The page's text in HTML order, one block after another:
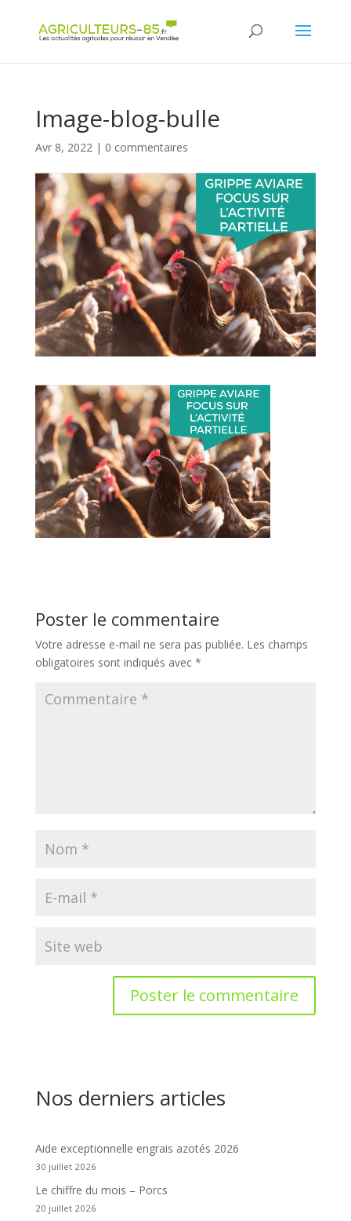
Image-blog-bulle
Avr 8, 2022| 0 commentaires
Poster le commentaire
Votre adresse e-mail ne sera pas publiée. Les champs
obligatoires sont indiqués avec *
Nos derniers articles
Aide exceptionnelle engrais azotés 2026
30 juillet 2026
Le chiffre du mois – Porcs
20 juillet 2026